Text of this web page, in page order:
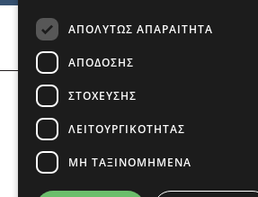
Αριθμός Πιστοποίησης
COPYRIGHT © 2026 Το
ΑΠΟΛΎΤΩΣ ΑΠΑΡΑΊΤΗΤΑ
ΑΠΌΔΟΣΗΣ
ΣΤΌΧΕΥΣΗΣ
ΛΕΙΤΟΥΡΓΙΚΌΤΗΤΑΣ
ΜΗ ΤΑΞΙΝΟΜΗΜΈΝΑ